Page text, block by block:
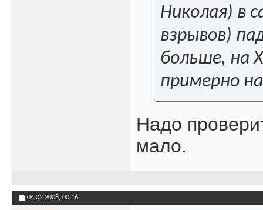
Николая) в
взрывов)
больше, на
примерно
Надо
мало.
04.02.2008, 00:16